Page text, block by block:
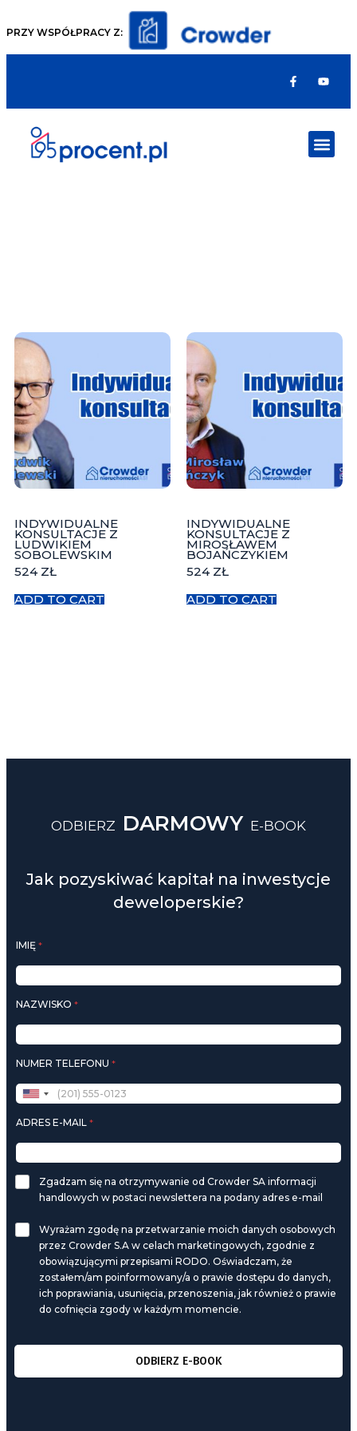
PRZY WSPÓŁPRACY Z:
INDYWIDUALNE
KONSULTACJE Z
LUDWIKIEM
SOBOLEWSKIM
524 ZŁ
ADD TO CART
INDYWIDUALNE
KONSULTACJE Z
MIROSŁAWEM
BOJAŃCZYKIEM
524 ZŁ
ADD TO CART
ODBIERZ DARMOWY E-BOOK
Jak pozyskiwać kapitał na inwestycje
deweloperskie?
IMIĘ *
NAZWISKO *
NUMER TELEFONU *
ADRES E-MAIL *
Zgadzam się na otrzymywanie od Crowder SA informacji
handlowych w postaci newslettera na podany adres e-mail
Wyrażam zgodę na przetwarzanie moich danych osobowych
przez Crowder S.A w celach marketingowych, zgodnie z
obowiązującymi przepisami RODO. Oświadczam, że
zostałem/am poinformowany/a o prawie dostępu do danych,
ich poprawiania, usunięcia, przenoszenia, jak również o prawie
do cofnięcia zgody w każdym momencie.
ODBIERZ E-BOOK